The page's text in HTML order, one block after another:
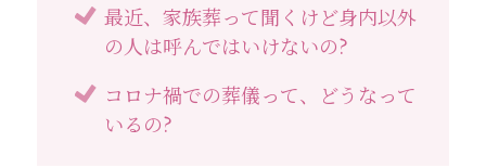
最近、家族葬って聞くけど身内以外
の人は呼んではいけないの?
コロナ禍での葬儀って、どうなって
いるの?